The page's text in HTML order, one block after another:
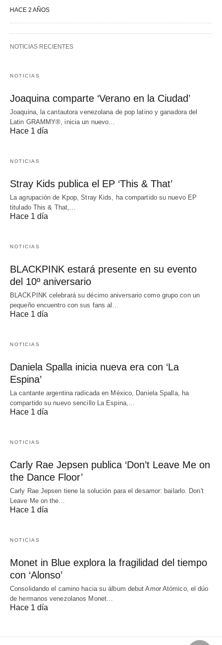
HACE 2 AÑOS
NOTICIAS RECIENTES
NOTICIAS
Joaquina comparte ‘Verano en la Ciudad’
Joaquina, la cantautora venezolana de pop latino y ganadora del
Latin GRAMMY®, inicia un nuevo…
Hace 1 día
NOTICIAS
Stray Kids publica el EP ‘This & That’
La agrupación de Kpop, Stray Kids, ha compartido su nuevo EP
titulado This & That,…
Hace 1 día
NOTICIAS
BLACKPINK estará presente en su evento
del 10º aniversario
BLACKPINK celebrará su décimo aniversario como grupo con un
pequeño encuentro con sus fans al…
Hace 1 día
NOTICIAS
Daniela Spalla inicia nueva era con ‘La
Espina’
La cantante argentina radicada en México, Daniela Spalla, ha
compartido su nuevo sencillo La Espina,…
Hace 1 día
NOTICIAS
Carly Rae Jepsen publica ‘Don’t Leave Me on
the Dance Floor’
Carly Rae Jepsen tiene la solución para el desamor: bailarlo. Don't
Leave Me on the…
Hace 1 día
NOTICIAS
Monet in Blue explora la fragilidad del tiempo
con ‘Alonso’
Consolidando el camino hacia su álbum debut Amor Atómico, el dúo
de hermanos venezolanos Monet…
Hace 1 día